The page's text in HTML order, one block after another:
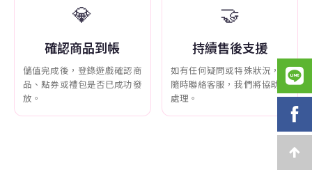
💎
確認商品到帳
儲值完成後，登錄遊戲確認商
品、點券或禮包是否已成功發
放。
🤝
持續售後支援
如有任何疑問或特殊狀況，可
隨時聯絡客服，我們將協助您
處理。